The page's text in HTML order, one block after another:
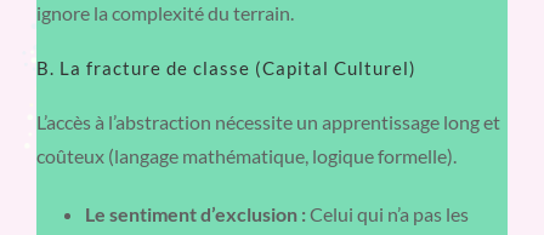
ignore la complexité du terrain.
B. La fracture de classe (Capital Culturel)
L’accès à l’abstraction nécessite un apprentissage long et
coûteux (langage mathématique, logique formelle).
Le sentiment d’exclusion : Celui qui n’a pas les